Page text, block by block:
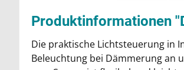
Produktinformationen
Die praktische Lichtsteuerung in
Beleuchtung bei Dämmerung an